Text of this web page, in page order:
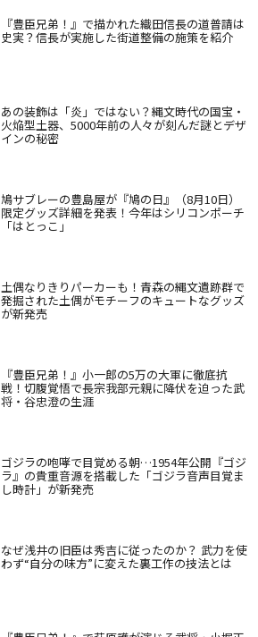
『豊臣兄弟！』で描かれた織田信長の道普請は
史実？信長が実施した街道整備の施策を紹介
あの装飾は「炎」ではない？縄文時代の国宝・
火焔型土器、5000年前の人々が刻んだ謎とデザ
インの秘密
鳩サブレーの豊島屋が『鳩の日』（8月10日）
限定グッズ詳細を発表！今年はシリコンポーチ
「はとっこ」
土偶なりきりパーカーも！青森の縄文遺跡群で
発掘された土偶がモチーフのキュートなグッズ
が新発売
『豊臣兄弟！』小一郎の5万の大軍に徹底抗
戦！切腹覚悟で長宗我部元親に降伏を迫った武
将・谷忠澄の生涯
ゴジラの咆哮で目覚める朝…1954年公開『ゴジ
ラ』の貴重音源を搭載した「ゴジラ音声目覚ま
し時計」が新発売
なぜ浅井の旧臣は秀吉に従ったのか？ 武力を使
わず“自分の味方”に変えた裏工作の技法とは